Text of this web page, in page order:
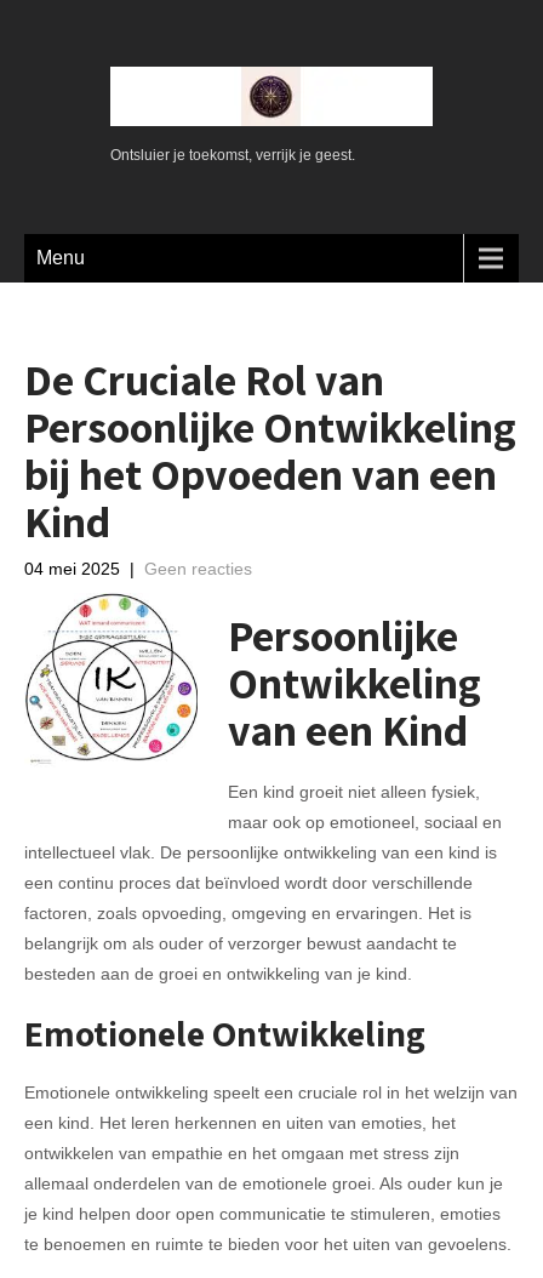
Ontsluier je toekomst, verrijk je geest.
Menu
De Cruciale Rol van
Persoonlijke Ontwikkeling
bij het Opvoeden van een
Kind
04 mei 2025 | Geen reacties
Persoonlijke
Ontwikkeling
van een Kind
Een kind groeit niet alleen fysiek,
maar ook op emotioneel, sociaal en
intellectueel vlak. De persoonlijke ontwikkeling van een kind is
een continu proces dat beïnvloed wordt door verschillende
factoren, zoals opvoeding, omgeving en ervaringen. Het is
belangrijk om als ouder of verzorger bewust aandacht te
besteden aan de groei en ontwikkeling van je kind.
Emotionele Ontwikkeling
Emotionele ontwikkeling speelt een cruciale rol in het welzijn van
een kind. Het leren herkennen en uiten van emoties, het
ontwikkelen van empathie en het omgaan met stress zijn
allemaal onderdelen van de emotionele groei. Als ouder kun je
je kind helpen door open communicatie te stimuleren, emoties
te benoemen en ruimte te bieden voor het uiten van gevoelens.